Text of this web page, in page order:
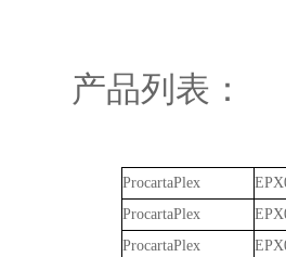
产品列表：
ProcartaPlex
ProcartaPlex
ProcartaPlex